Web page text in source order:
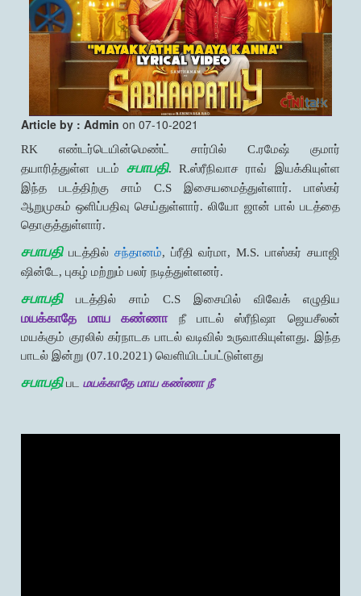
Article by : Admin on 07-10-2021
RK எண்டர்டெயின்மெண்ட் சார்பில் C.ரமேஷ் குமார்
தயாரித்துள்ள படம் சபாபதி. R.ஸ்ரீநிவாச ராவ் இயக்கியுள்ள
இந்த படத்திற்கு சாம் C.S இசையமைத்துள்ளார். பாஸ்கர்
ஆறுமுகம் ஒளிப்பதிவு செய்துள்ளார். லியோ ஜான் பால் படத்தை
தொகுத்துள்ளார்.
சபாபதிபடத்தில் சந்தானம், ப்ரீதி வர்மா, M.S. பாஸ்கர் சயாஜி
ஷின்டே, புகழ் மற்றும் பலர் நடித்துள்ளனர்.
சபாபதிபடத்தில் சாம் C.S இசையில் விவேக் எழுதிய
மயக்காதே மாய கண்ணாநீ பாடல் ஸ்ரீநிஷா ஜெயசீலன்
மயக்கும் குரலில் கர்நாடக பாடல் வடிவில் உருவாகியுள்ளது. இந்த
பாடல் இன்று (07.10.2021) வெளியிடப்பட்டுள்ளது
சபாபதிபடமயக்காதே மாய கண்ணா நீ